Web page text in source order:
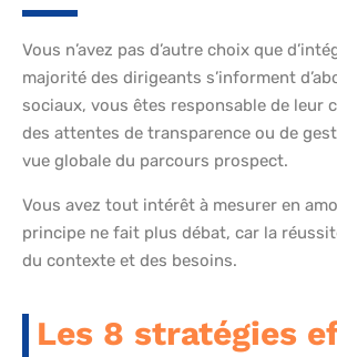
Vous n’avez pas d’autre choix que
majorité des dirigeants s’informent
sociaux, vous êtes responsable de leur
des attentes de transparence ou de
vue globale du parcours prospect.
Vous avez tout intérêt à mesurer en
principe ne fait plus débat, car la
du contexte et des besoins.
Les 8 stratégies